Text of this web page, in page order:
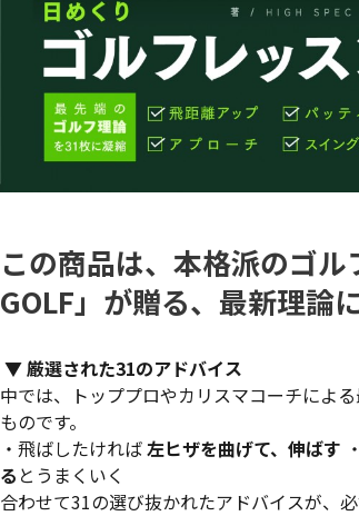
この商品は、本格派のゴ
GOLF」が贈る、最新理論
▼ 厳選された31のアドバイス
中では、トッププロやカリスマコーチによ
ものです。
・飛ばしたければ左ヒザを曲げて、伸ばす
る とうまくいく
合わせて31の選び抜かれたアドバイスが、